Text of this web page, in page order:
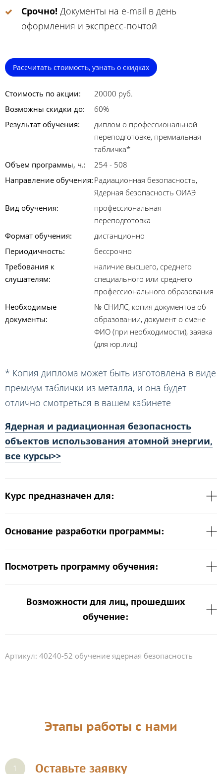
Срочно! Документы на e-mail в день
оформления и экспресс-почтой
Рассчитать стоимость, узнать о скидках
Стоимость по акции:
20000 руб.
Возможны скидки до:
60%
Результат обучения:
диплом о профессиональной
переподготовке, премиальная
табличка*
Объем программы, ч.:
254 - 508
Направление обучения: Радиационная безопасность,
Ядерная безопасность ОИАЭ
Вид обучения:
профессиональная
переподготовка
Формат обучения:
дистанционно
Периодичность:
бессрочно
Требования к
слушателям:
наличие высшего, среднего
специального или среднего
профессионального образования
Необходимые
документы:
№ СНИЛС, копия документов об
образовании, документ о смене
ФИО (при необходимости), заявка
(для юр.лиц)
* Копия диплома может быть изготовлена в виде
премиум-таблички из металла, и она будет
отлично смотреться в вашем кабинете
Ядерная и радиационная безопасность
объектов использования атомной энергии,
все курсы>>
Курс предназначен для:
Основание разработки программы:
Посмотреть программу обучения:
Возможности для лиц, прошедших
обучение:
Артикул: 40240-52 обучение ядерная безопасность
Этапы работы с нами
Оставьте заявку